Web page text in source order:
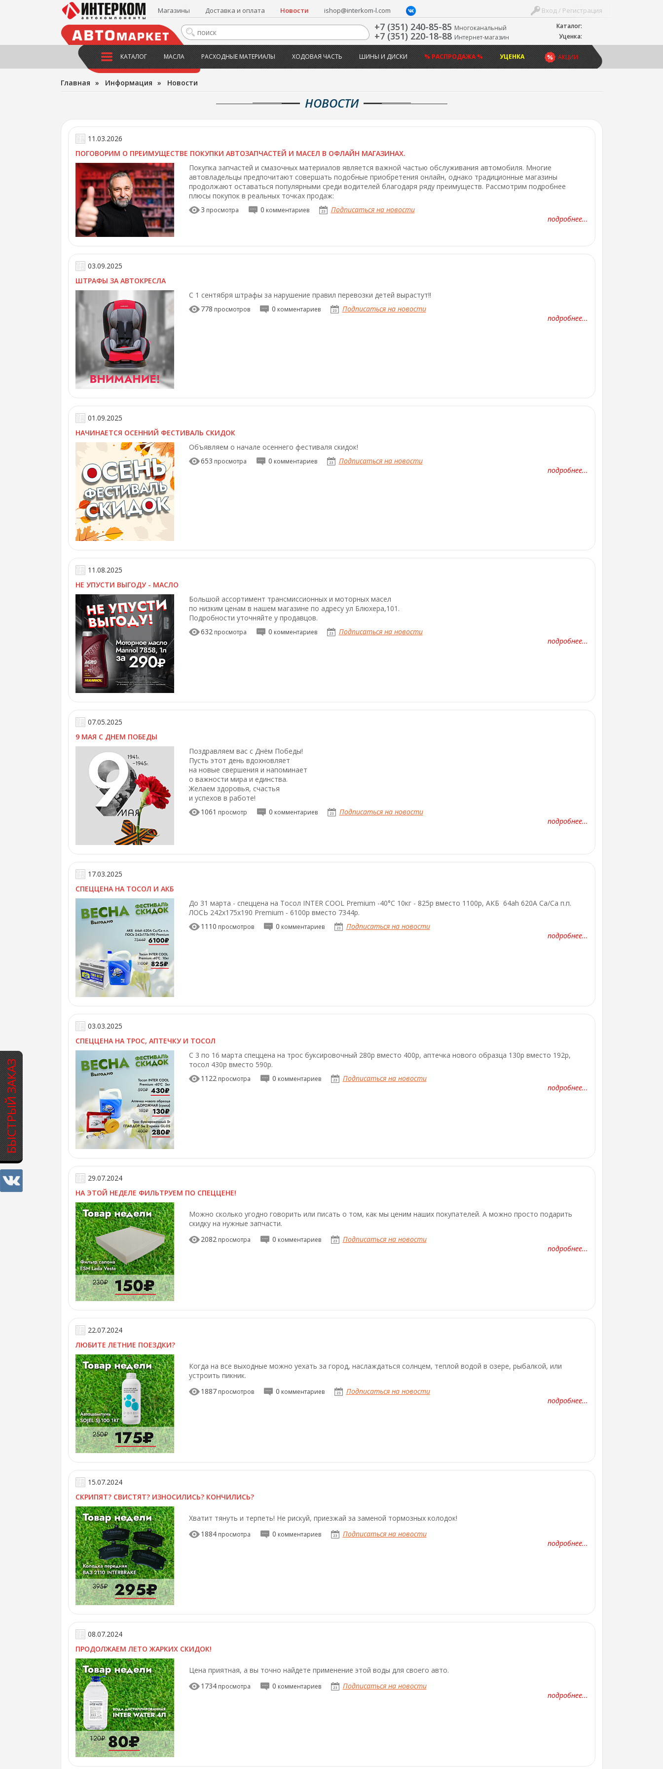
БЫСТРЫЙ ЗАКАЗ
Каталог:
Уценка:
Вход / Регистрация
Магазины Доставка и оплата Новости ishop@interkom-l.com
+7 (351) 240-85-85 Многоканальный
+7 (351) 220-18-88 Интернет-магазин
АКЦИИ
КАТАЛОГ МАСЛА РАСХОДНЫЕ МАТЕРИАЛЫ ХОДОВАЯ ЧАСТЬ ШИНЫ И ДИСКИ % РАСПРОДАЖА % УЦЕНКА
Главная » Информация » Новости
НОВОСТИ
11.03.2026
ПОГОВОРИМ О ПРЕИМУЩЕСТВЕ ПОКУПКИ АВТОЗАПЧАСТЕЙ И МАСЕЛ В ОФЛАЙН МАГАЗИНАХ.
Покупка запчастей и смазочных материалов является важной частью обслуживания автомобиля. Многие
автовладельцы предпочитают совершать подобные приобретения онлайн, однако традиционные магазины
продолжают оставаться популярными среди водителей благодаря ряду преимуществ. Рассмотрим подробнее
плюсы покупок в реальных точках продаж:
3 просмотра 0 комментариев
Подписаться на новости
подробнее...
03.09.2025
ШТРАФЫ ЗА АВТОКРЕСЛА
С 1 сентября штрафы за нарушение правил перевозки детей вырастут!!
778 просмотров 0 комментариев
Подписаться на новости
подробнее...
01.09.2025
НАЧИНАЕТСЯ ОСЕННИЙ ФЕСТИВАЛЬ СКИДОК
Объявляем о начале осеннего фестиваля скидок!
653 просмотра 0 комментариев
Подписаться на новости
подробнее...
11.08.2025
НЕ УПУСТИ ВЫГОДУ - МАСЛО
Большой ассортимент трансмиссионных и моторных масел
по низким ценам в нашем магазине по адресу ул Блюхера,101.
Подробности уточняйте у продавцов.
632просмотра 0 комментариев
Подписаться на новости
подробнее...
07.05.2025
9 МАЯ С ДНЕМ ПОБЕДЫ
Поздравляем вас с Днём Победы!
Пусть этот день вдохновляет
на новые свершения и напоминает
о важности мира и единства.
Желаем здоровья, счастья
и успехов в работе!
1061 просмотр 0 комментариев
Подписаться на новости
подробнее...
17.03.2025
СПЕЦЦЕНА НА ТОСОЛ И АКБ
До 31 марта - спеццена на Тосол INTER COOL Premium -40°С 10кг - 825р вместо 1100р, АКБ 64ah 620A Ca/Ca п.п.
ЛОСЬ 242x175x190 Premium - 6100р вместо 7344р.
1110 просмотров 0 комментариев
Подписаться на новости
подробнее...
03.03.2025
СПЕЦЦЕНА НА ТРОС, АПТЕЧКУ И ТОСОЛ
С 3 по 16 марта спеццена на трос буксировочный 280р вместо 400р, аптечка нового образца 130р вместо 192р,
тосол 430р вместо 590р.
1122просмотра 0 комментариев
Подписаться на новости
подробнее...
29.07.2024
НА ЭТОЙ НЕДЕЛЕ ФИЛЬТРУЕМ ПО СПЕЦЦЕНЕ!
Можно сколько угодно говорить или писать о том, как мы ценим наших покупателей. А можно просто подарить
скидку на нужные запчасти.
2082просмотра 0 комментариев
Подписаться на новости
подробнее...
22.07.2024
ЛЮБИТЕ ЛЕТНИЕ ПОЕЗДКИ?
Когда на все выходные можно уехать за город, наслаждаться солнцем, теплой водой в озере, рыбалкой, или
устроить пикник.
1887просмотров 0 комментариев
Подписаться на новости
подробнее...
15.07.2024
СКРИПЯТ? СВИСТЯТ? ИЗНОСИЛИСЬ? КОНЧИЛИСЬ?
Хватит тянуть и терпеть! Не рискуй, приезжай за заменой тормозных колодок!
1884просмотра 0 комментариев
Подписаться на новости
подробнее...
08.07.2024
ПРОДОЛЖАЕМ ЛЕТО ЖАРКИХ СКИДОК!
Цена приятная, а вы точно найдете применение этой воды для своего авто.
1734просмотра 0 комментариев
Подписаться на новости
подробнее...